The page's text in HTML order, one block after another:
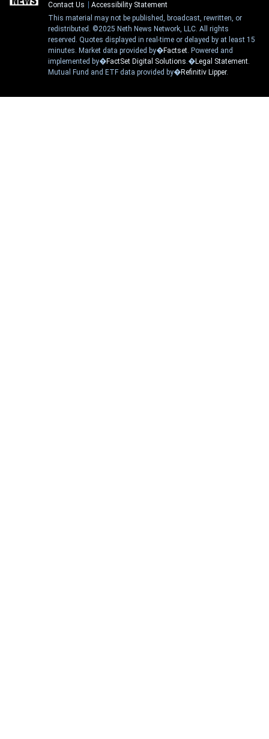
Contact Us
Accessibility Statement
This material may not be published, broadcast, rewritten, or
redistributed. ©2025 Neth News Network, LLC. All rights
reserved. Quotes displayed in real-time or delayed by at least 15
minutes. Market data provided by�Factset. Powered and
implemented by�FactSet Digital Solutions.�Legal Statement.
Mutual Fund and ETF data provided by�Refinitiv Lipper.